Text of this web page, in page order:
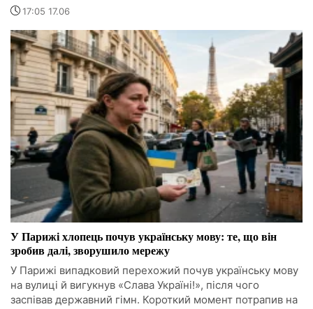
17:05 17.06
У Парижі хлопець почув українську мову: те, що він
зробив далі, зворушило мережу
У Парижі випадковий перехожий почув українську мову
на вулиці й вигукнув «Слава Україні!», після чого
заспівав державний гімн. Короткий момент потрапив на